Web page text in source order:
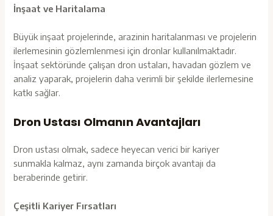
İnşaat ve Haritalama
Büyük inşaat projelerinde, arazinin haritalanması ve projelerin
ilerlemesinin gözlemlenmesi için dronlar kullanılmaktadır.
İnşaat sektöründe çalışan dron ustaları, havadan gözlem ve
analiz yaparak, projelerin daha verimli bir şekilde ilerlemesine
katkı sağlar.
Dron Ustası Olmanın Avantajları
Dron ustası olmak, sadece heyecan verici bir kariyer
sunmakla kalmaz, aynı zamanda birçok avantajı da
beraberinde getirir.
Çeşitli Kariyer Fırsatları